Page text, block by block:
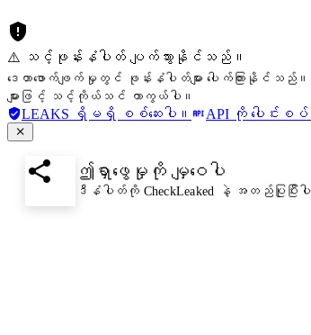
⚠️ သင့်ဖုန်းနံပါတ် ပျက်သွားနိုင်သည်။
ဒေတာဖောက်ဖျက်မှုတွင် ဖုန်းနံပါတ်များ ပေါက်ကြားနိုင်
များဖြင့် သင့်ကိုယ်သင် ကာကွယ်ပါ။
LEAKS ရှိမရှိ စစ်ဆေးပါ။ API ကို ပေါင်းစပ်
ဤရှာဖွေမှုကို မျှဝေပါ
ဒီနံပါတ်ကို CheckLeaked နဲ့ အတည်ပြုပြီးပါ